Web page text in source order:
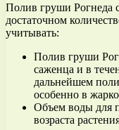
Полив груши Рогнеда
достаточном
учитывать:
Полив груши
саженца и в
дальнейшем
особенно в
Объем воды для
возраста